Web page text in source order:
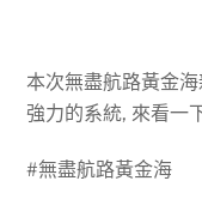
本次無盡航路黃金
強力的系統, 來看一
#無盡航路黃金海